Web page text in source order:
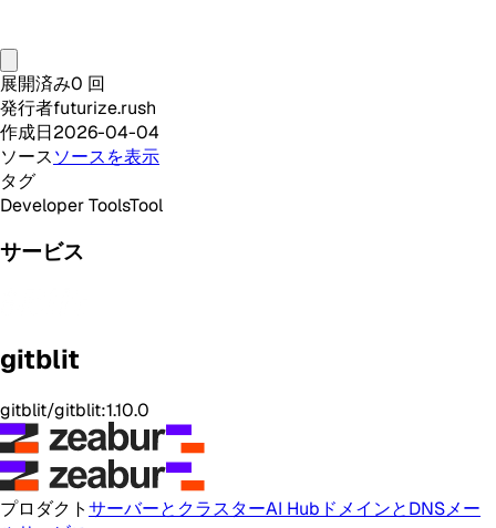
展開済み0 回
発行者futurize.rush
作成日2026-04-04
ソースソースを表示
タグ
Developer ToolsTool
サービス
gitblit
gitblit/gitblit:1.10.0
プロダクトサーバーとクラスターAI Hub ドメインとDNSメー